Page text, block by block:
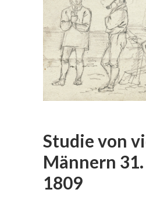
Studie von
Männern
1809